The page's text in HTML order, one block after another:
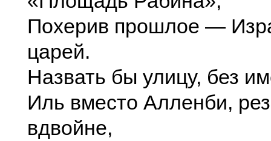
Похерив прошлое —
царей.
Назвать бы улицу, без
Иль вместо Алленби,
вдвойне,